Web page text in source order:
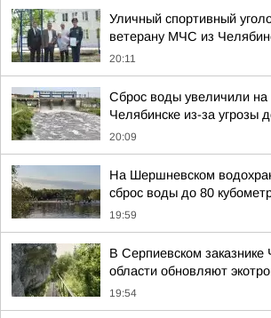
Уличный спортивный
ветерану МЧС из
20:11
Сброс воды увеличили
Челябинске из-за угрозы
20:09
На Шершневском
сброс воды до 80
19:59
В Серпиевском заказнике
области обновляют
19:54